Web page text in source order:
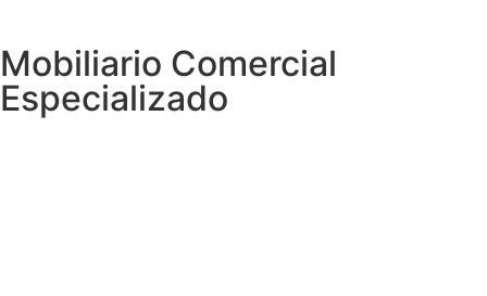
Mobiliario Comercial
Especializado